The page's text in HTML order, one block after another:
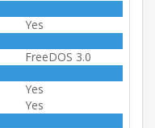
Yes
FreeDOS 3.0
Yes
Yes